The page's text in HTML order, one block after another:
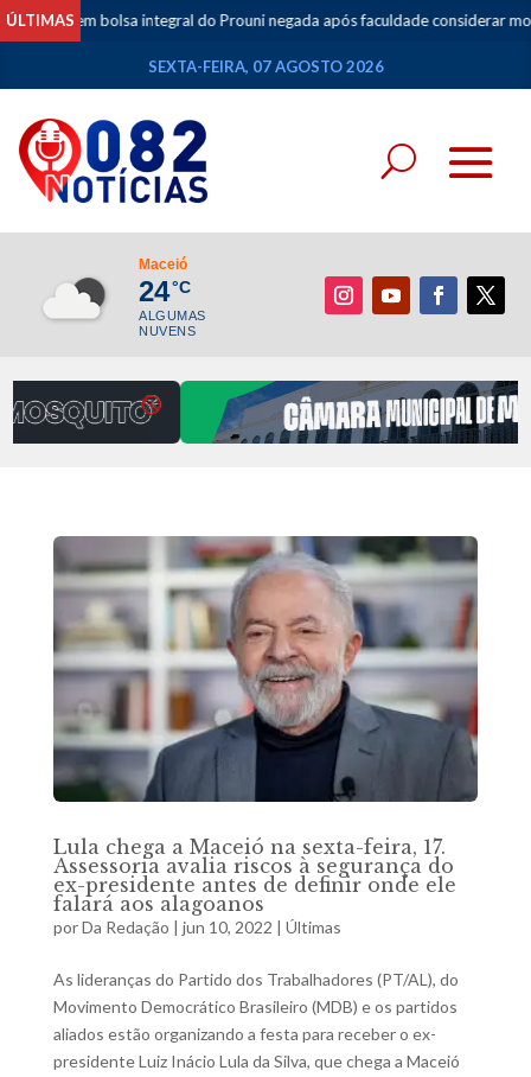
ÚLTIMAStem bolsa integral do Prouni negada após faculdade considerar
SEXTA-FEIRA, 07 AGOSTO 2026
Maceió
24°C
ALGUMAS
NUVENS
Lula chega a Maceió na sexta-feira, 17.
Assessoria avalia riscos à segurança do
ex-presidente antes de definir onde ele
falará aos alagoanos
porDa Redação | jun 10, 2022 | Últimas
As lideranças do Partido dos Trabalhadores (PT/AL), do
Movimento Democrático Brasileiro (MDB) e os partidos
aliados estão organizando a festa para receber o ex-
presidente Luiz Inácio Lula da Silva, que chega a Maceió